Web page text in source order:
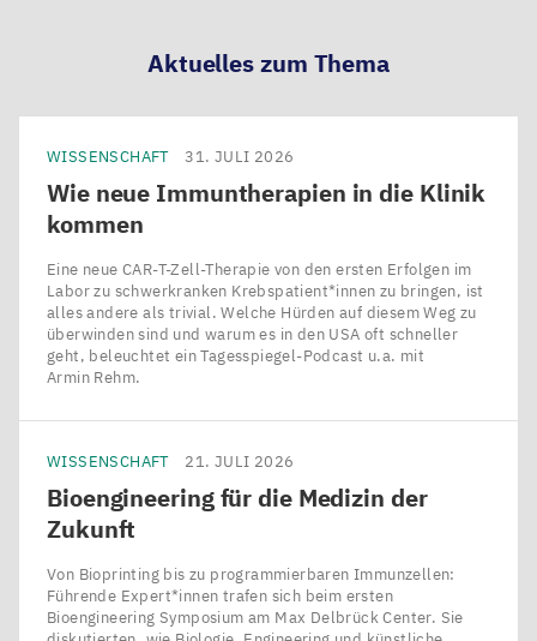
Aktuelles zum Thema
WISSENSCHAFT 31. JULI 2026
Wie neue Immuntherapien in die Klinik
kommen
Eine neue CAR-T-Zell-Therapie von den ersten Erfolgen im
Labor zu schwerkranken Krebspatient*innen zu bringen, ist
alles andere als trivial. Welche Hürden auf diesem Weg zu
überwinden sind und warum es in den USA oft schneller
geht, beleuchtet ein Tagesspiegel-Podcast u.a. mit
Armin Rehm.
WISSENSCHAFT 21. JULI 2026
Bioengineering für die Medizin der
Zukunft
Von Bioprinting bis zu programmierbaren Immunzellen:
Führende Expert*innen trafen sich beim ersten
Bioengineering Symposium am Max Delbrück Center. Sie